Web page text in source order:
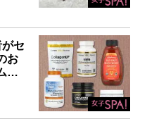
イルを追加収録！
セ
お
…